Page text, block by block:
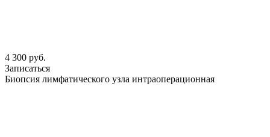
4 300 руб.
Записаться
Биопсия лимфатического узла интраоперационная